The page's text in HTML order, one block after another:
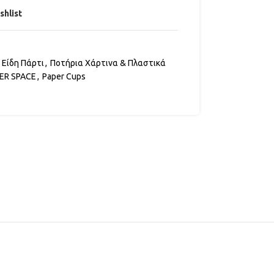
Είδη Πάρτι, Ποτήρια Χάρτινα & Πλαστικά
SPACE, Paper Cups